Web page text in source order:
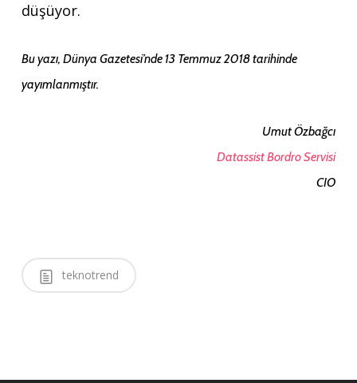
düşüyor.
Bu yazı, Dünya Gazetesi’nde 13 Temmuz 2018 tarihinde
yayımlanmıştır.
Umut Özbağcı
Datassist Bordro Servisi
CIO
teknotrend